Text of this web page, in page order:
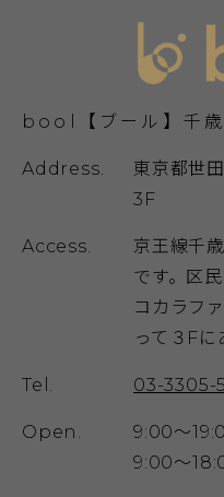
bool【ブール】千歳
Address.
東京都世
3F
Access.
京王線千
です。区
コカラフ
って３Fに
Tel. 03-3305-
Open.
9:00～
9:00～